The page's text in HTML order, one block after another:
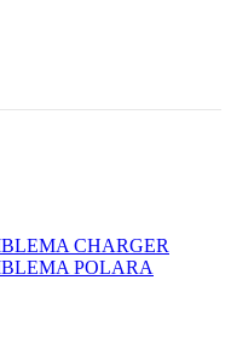
CHARGER
POLARA